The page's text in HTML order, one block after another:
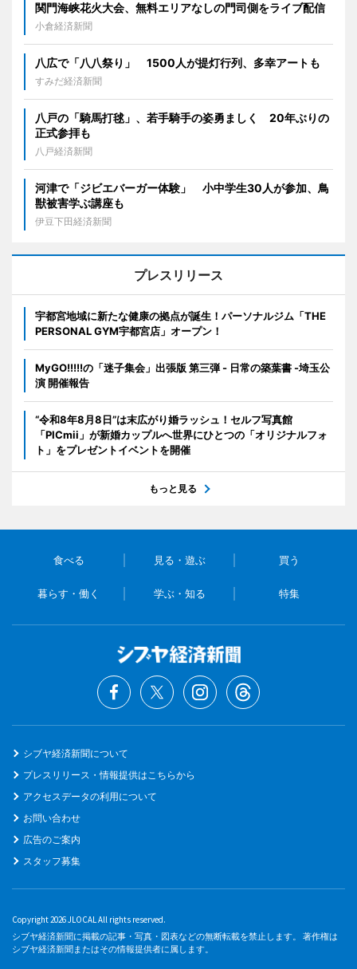
関門海峡花火大会、無料エリアなしの門司側をライブ配信
小倉経済新聞
八広で「八八祭り」 1500人が提灯行列、多幸アートも
すみだ経済新聞
八戸の「騎馬打毬」、若手騎手の姿勇ましく 20年ぶりの
正式参拝も
八戸経済新聞
河津で「ジビエバーガー体験」 小中学生30人が参加、鳥
獣被害学ぶ講座も
伊豆下田経済新聞
プレスリリース
宇都宮地域に新たな健康の拠点が誕生！パーソナルジム「THE
PERSONAL GYM宇都宮店」オープン！
MyGO!!!!!の「迷子集会」出張版 第三弾 - 日常の築葉書 -埼玉公
演 開催報告
“令和8年8月8日”は末広がり婚ラッシュ！セルフ写真館
「PICmii」が新婚カップルへ世界にひとつの「オリジナルフォ
ト」をプレゼントイベントを開催
もっと見る
食べる 見る・遊ぶ 買う
暮らす・働く 学ぶ・知る 特集
シブヤ経済新聞について
プレスリリース・情報提供はこちらから
アクセスデータの利用について
お問い合わせ
広告のご案内
スタッフ募集
Copyright 2026 JLOCAL All rights reserved.
シブヤ経済新聞に掲載の記事・写真・図表などの無断転載を禁止します。 著作権は
シブヤ経済新聞またはその情報提供者に属します。